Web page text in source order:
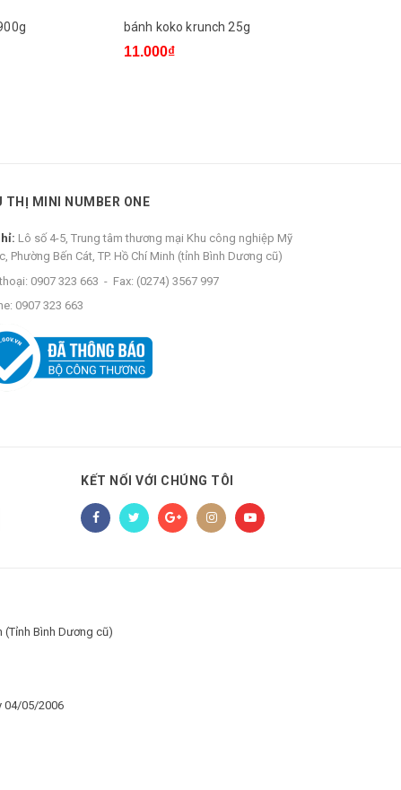
bánh koko krunch 25g
11.000₫
THỊ MINI NUMBER ONE
Lô số 4-5, Trung tâm thương mại Khu công nghiệp Mỹ
Phường Bến Cát, TP. Hồ Chí Minh (tỉnh Bình Dương cũ)
0907 323 663 - Fax: (0274) 3567 997
0907 323 663
KẾT NỐI VỚI CHÚNG TÔI
(Tỉnh Bình Dương cũ)
04/05/2006